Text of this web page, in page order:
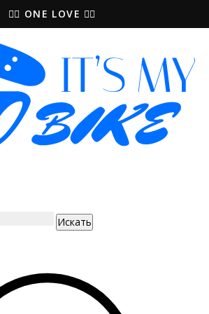
🚵‍♀️ ONE LOVE 🚴‍♀️
Искать